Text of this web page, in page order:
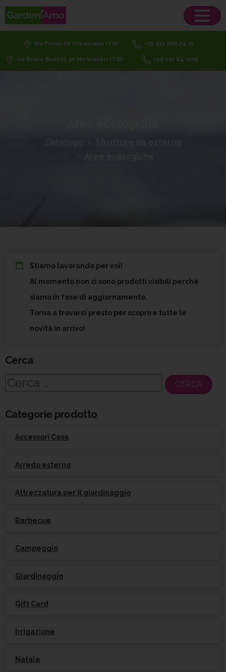
Via Frejus 56 Orbassano (TO) +39 011 900 74 21
via Bruno Buozzi, 20 Moncalieri (TO) +39 011 64 2705
Stiamo lavorando per voi!
Al momento non ci sono prodotti visibili perché
siamo in fase di aggiornamento.
Torna a trovarci presto per scoprire tutte le
novità in arrivo!
Cerca
Ricerca
Categorie prodotto
Accessori Casa
Arredo esterno
Attrezzatura per il giardinaggio
Barbecue
Campeggio
Giardinaggio
Gift Card
Irrigazione
Natale